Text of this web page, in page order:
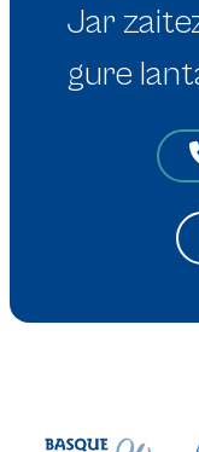
Jar
gure